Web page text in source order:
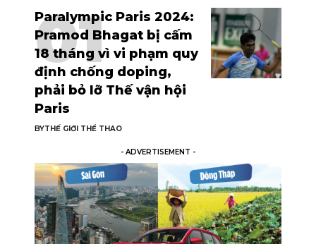
Paralympic Paris 2024:
Pramod Bhagat bị cấm
18 tháng vì vi phạm quy
định chống doping,
phải bỏ lỡ Thế vận hội
Paris
BYTHẾ GIỚI THỂ THAO
- ADVERTISEMENT -